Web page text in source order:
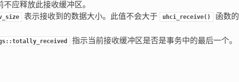
应释放此接收缓冲区。
表示接收到的数据大小。此值不会大于 uhci_receive() 函数的
指示当前接收缓冲区是否是事务中的最后一个。